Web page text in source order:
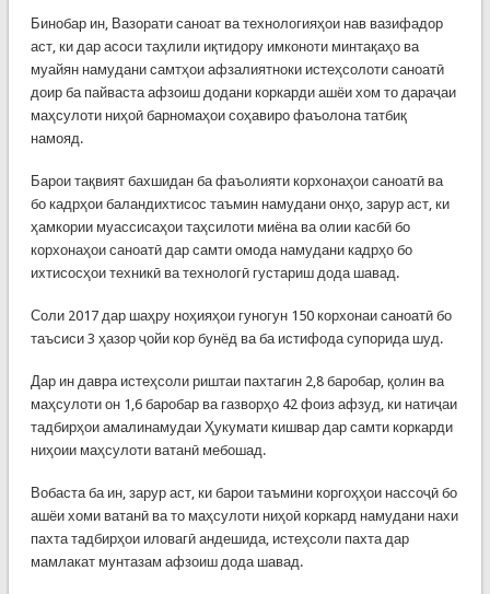
Бинобар ин, Вазорати саноат ва технологияҳои нав вазифадор
аст, ки дар асоси таҳлили иқтидору имконоти минтақаҳо ва
муайян намудани самтҳои афзалиятноки истеҳсолоти саноатӣ
доир ба пайваста афзоиш додани коркарди ашёи хом то дараҷаи
маҳсулоти ниҳоӣ барномаҳои соҳавиро фаъолона татбиқ
намояд.
Барои тақвият бахшидан ба фаъолияти корхонаҳои саноатӣ ва
бо кадрҳои баландихтисос таъмин намудани онҳо, зарур аст, ки
ҳамкории муассисаҳои таҳсилоти миёна ва олии касбӣ бо
корхонаҳои саноатӣ дар самти омода намудани кадрҳо бо
ихтисосҳои техникӣ ва технологӣ густариш дода шавад.
Соли 2017 дар шаҳру ноҳияҳои гуногун 150 корхонаи саноатӣ бо
таъсиси 3 ҳазор ҷойи кор бунёд ва ба истифода супорида шуд.
Дар ин давра истеҳсоли риштаи пахтагин 2,8 баробар, қолин ва
маҳсулоти он 1,6 баробар ва газворҳо 42 фоиз афзуд, ки натиҷаи
тадбирҳои амалинамудаи Ҳукумати кишвар дар самти коркарди
ниҳоии маҳсулоти ватанӣ мебошад.
Вобаста ба ин, зарур аст, ки барои таъмини коргоҳҳои нассоҷӣ бо
ашёи хоми ватанӣ ва то маҳсулоти ниҳоӣ коркард намудани нахи
пахта тадбирҳои иловагӣ андешида, истеҳсоли пахта дар
мамлакат мунтазам афзоиш дода шавад.